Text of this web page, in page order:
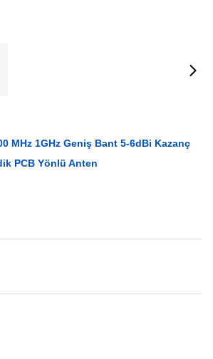
MHz 1GHz Geniş Bant 5-6dBi Kazanç
PCB Yönlü Anten